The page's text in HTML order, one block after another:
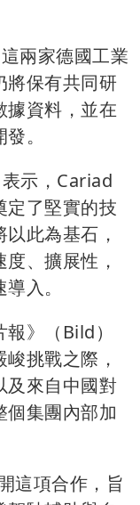
兩家德國工業
將保有共同研
據資料，並在
。
示，Cariad
定了堅實的技
此為基石，
、擴展性，
入。
》（Bild）
挑戰之際，
及來自中國對
個集團內部加
這項合作，旨